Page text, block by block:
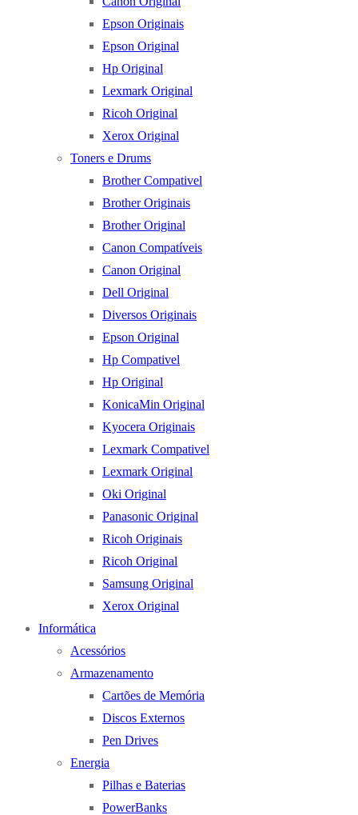
Epson Originais
Epson Original
Hp Original
Lexmark Original
Ricoh Original
Xerox Original
Toners e Drums
Brother Compativel
Brother Originais
Brother Original
Canon Compatíveis
Canon Original
Dell Original
Diversos Originais
Epson Original
Hp Compativel
Hp Original
KonicaMin Original
Kyocera Originais
Lexmark Compativel
Lexmark Original
Oki Original
Panasonic Original
Ricoh Originais
Ricoh Original
Samsung Original
Xerox Original
Informática
Acessórios
Armazenamento
Cartões de Memória
Discos Externos
Pen Drives
Energia
Pilhas e Baterias
PowerBanks